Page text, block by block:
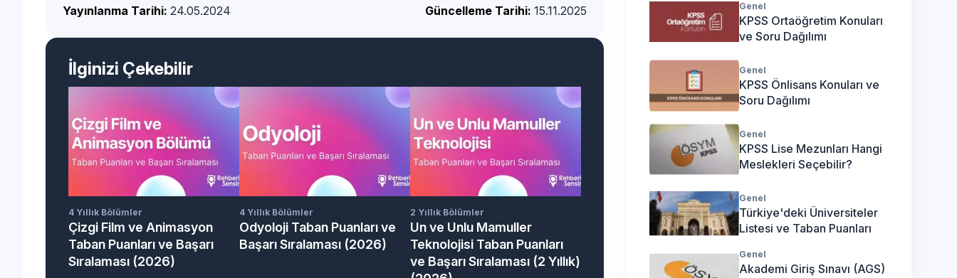
Yayınlanma Tarihi: 24.05.2024 Güncelleme Tarihi: 15.11.2025
İlginizi Çekebilir
4 Yıllık Bölümler
Çizgi Film ve Animasyon
Taban Puanları ve Başarı
Sıralaması (2026)
4 Yıllık Bölümler
Odyoloji Taban Puanları ve
Başarı Sıralaması (2026)
2 Yıllık Bölümler
Un ve Unlu Mamuller
Teknolojisi Taban Puanları
ve Başarı Sıralaması (2 Yıllık)
Genel
KPSS Ortaöğretim Konuları
ve Soru Dağılımı
Genel
KPSS Önlisans Konuları ve
Soru Dağılımı
Genel
KPSS Lise Mezunları Hangi
Meslekleri Seçebilir?
Genel
Türkiye'deki Üniversiteler
Listesi ve Taban Puanları
Genel
Akademi Giriş Sınavı (AGS)